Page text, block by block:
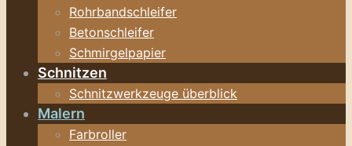
Rohrbandschleifer
Betonschleifer
Schmirgelpapier
Schnitzen
Schnitzwerkzeuge überblick
Malern
Farbroller